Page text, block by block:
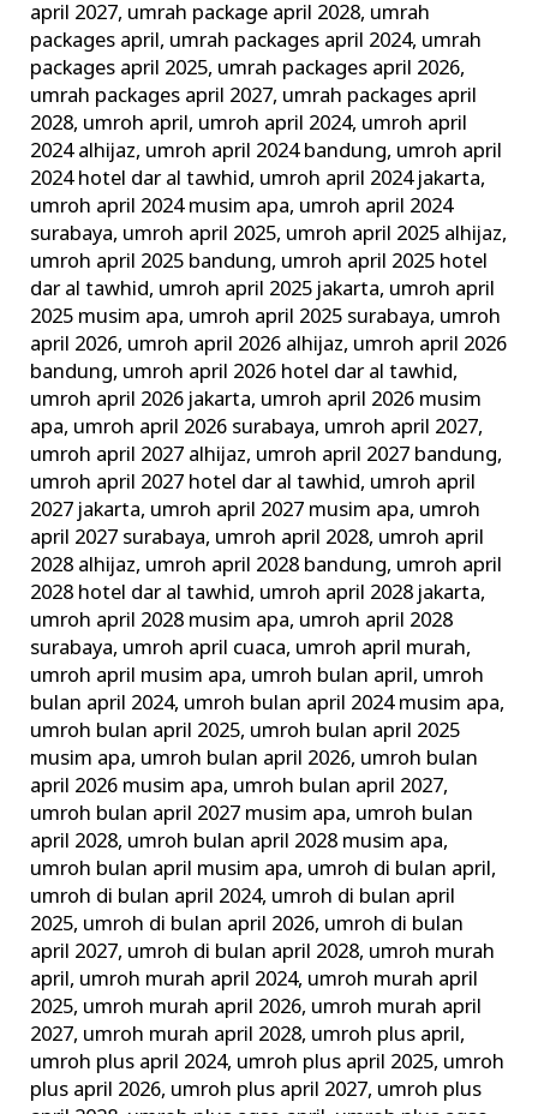
april 2027, umrah package april 2028, umrah
packages april, umrah packages april 2024, umrah
packages april 2025, umrah packages april 2026,
umrah packages april 2027, umrah packages april
2028, umroh april, umroh april 2024, umroh april
2024 alhijaz, umroh april 2024 bandung, umroh april
2024 hotel dar al tawhid, umroh april 2024 jakarta,
umroh april 2024 musim apa, umroh april 2024
surabaya, umroh april 2025, umroh april 2025 alhijaz,
umroh april 2025 bandung, umroh april 2025 hotel
dar al tawhid, umroh april 2025 jakarta, umroh april
2025 musim apa, umroh april 2025 surabaya, umroh
april 2026, umroh april 2026 alhijaz, umroh april 2026
bandung, umroh april 2026 hotel dar al tawhid,
umroh april 2026 jakarta, umroh april 2026 musim
apa, umroh april 2026 surabaya, umroh april 2027,
umroh april 2027 alhijaz, umroh april 2027 bandung,
umroh april 2027 hotel dar al tawhid, umroh april
2027 jakarta, umroh april 2027 musim apa, umroh
april 2027 surabaya, umroh april 2028, umroh april
2028 alhijaz, umroh april 2028 bandung, umroh april
2028 hotel dar al tawhid, umroh april 2028 jakarta,
umroh april 2028 musim apa, umroh april 2028
surabaya, umroh april cuaca, umroh april murah,
umroh april musim apa, umroh bulan april, umroh
bulan april 2024, umroh bulan april 2024 musim apa,
umroh bulan april 2025, umroh bulan april 2025
musim apa, umroh bulan april 2026, umroh bulan
april 2026 musim apa, umroh bulan april 2027,
umroh bulan april 2027 musim apa, umroh bulan
april 2028, umroh bulan april 2028 musim apa,
umroh bulan april musim apa, umroh di bulan april,
umroh di bulan april 2024, umroh di bulan april
2025, umroh di bulan april 2026, umroh di bulan
april 2027, umroh di bulan april 2028, umroh murah
april, umroh murah april 2024, umroh murah april
2025, umroh murah april 2026, umroh murah april
2027, umroh murah april 2028, umroh plus april,
umroh plus april 2024, umroh plus april 2025, umroh
plus april 2026, umroh plus april 2027, umroh plus